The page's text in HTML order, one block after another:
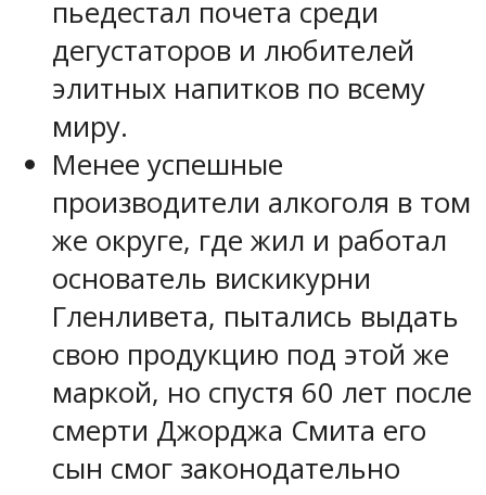
пьедестал почета среди
дегустаторов и любителей
элитных напитков по всему
миру.
Менее успешные
производители алкоголя в том
же округе, где жил и работал
основатель вискикурни
Гленливета, пытались выдать
свою продукцию под этой же
маркой, но спустя 60 лет после
смерти Джорджа Смита его
сын смог законодательно